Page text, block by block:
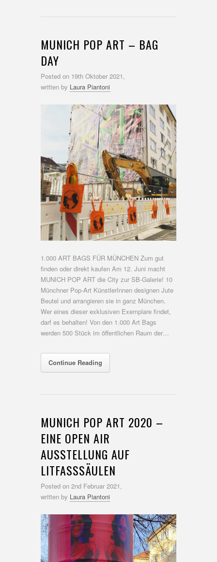
MUNICH POP ART – BAG
DAY
Posted on 19th Oktober 2021,
written by Laura Piantoni
1.000 ART BAGS FÜR MÜNCHEN Zum gut
finden oder direkt kaufen Am 12. Juni macht
MUNICH POP ART die City zur SB-Galerie! 10
Münchner Pop-Art KünstlerInnen designen Jute
Beutel und arrangieren sie in ganz München.
Wer eines dieser exklusiven Exemplare findet,
darf es behalten! Von den 1.000 Art Bags
werden 500 Stück im öffentlichen Raum der…
Continue Reading
MUNICH POP ART 2020 –
EINE OPEN AIR
AUSSTELLUNG AUF
LITFASSSÄULEN
Posted on 2nd Februar 2021,
written by Laura Piantoni